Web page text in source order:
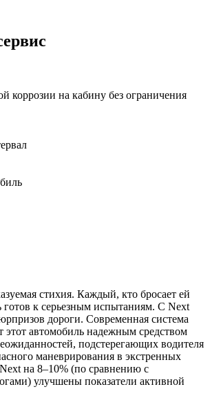
коррозии на кабину без ограничения
стихия. Каждый, кто бросает ей
к серьезным испытаниям. С Next
дороги. Современная система
этот автомобиль надежным средством
подстерегающих водителя
маневрирования в экстренных
на 8–10% (по сравнению с
улучшены показатели активной